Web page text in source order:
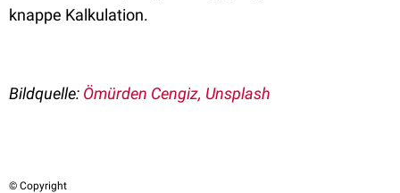
knappe Kalkulation.
Bildquelle: Ömürden Cengiz, Unsplash
© Copyright